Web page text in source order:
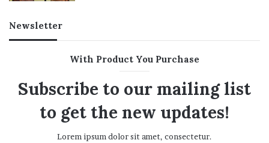
Newsletter
With Product You Purchase
Subscribe to our mailing list
to get the new updates!
Lorem ipsum dolor sit amet, consectetur.